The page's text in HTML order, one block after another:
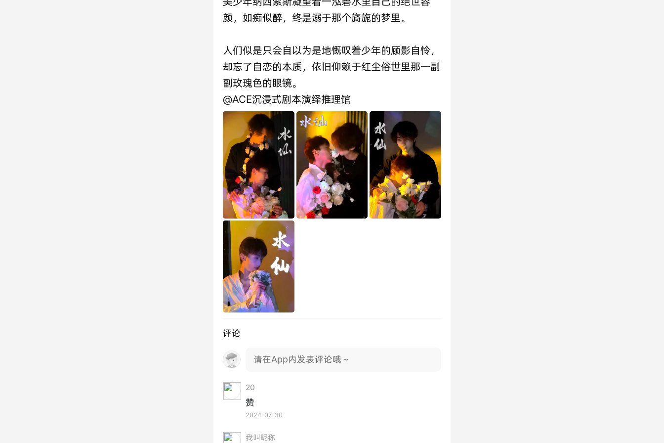
颜，如痴似醉，终是溺于那个旖旎的梦里。
人们似是只会自以为是地慨叹着少年的顾影自怜，
却忘了自恋的本质，依旧仰赖于红尘俗世里那一副
副玫瑰色的眼镜。
@ACE沉浸式剧本演绎推理馆
评论
请在App内发表评论哦～
20
赞
2024-07-30
我叫昵称